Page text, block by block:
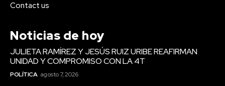
Contact us
Noticias de hoy
JULIETA RAMÍREZ Y JESÚS RUIZ URIBE REAFIRMAN
UNIDAD Y COMPROMISO CON LA 4T
POLÍTICA agosto 7, 2026